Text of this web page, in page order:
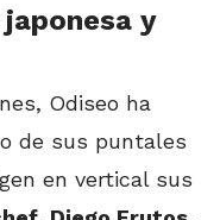
y
Odiseo ha
de sus puntales
en vertical sus